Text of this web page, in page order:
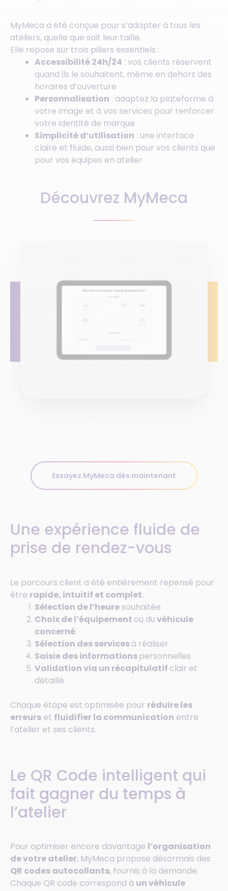
MyMeca a été conçue pour s’adapter à tous les
ateliers, quelle que soit leur taille.
Elle repose sur trois piliers essentiels :
Accessibilité 24h/24 : vos clients réservent
quand ils le souhaitent, même en dehors des
horaires d’ouverture
Personnalisation : adaptez la plateforme à
votre image et à vos services pour renforcer
votre identité de marque
Simplicité d’utilisation : une interface
claire et fluide, aussi bien pour vos clients que
pour vos équipes en atelier
Découvrez MyMeca
Essayez MyMeca dès maintenant
Une expérience fluide de
prise de rendez-vous
Le parcours client a été entièrement repensé pour
être rapide, intuitif et complet.
Sélection de l’heure souhaitée
Choix de l’équipement ou duvéhicule
concerné
Sélection des servicesà réaliser
Saisie des informations personnelles
Validation via un récapitulatif clair et
détaillé
Chaque étape est optimisée pour réduire les
erreurs et fluidifier la communication entre
l’atelier et ses clients.
Le QR Code intelligent qui
fait gagner du temps à
l’atelier
Pour optimiser encore davantage l’organisation
de votre atelier, MyMeca propose désormais des
QR codes autocollants, fournis à la demande.
Chaque QR code correspond à un véhicule